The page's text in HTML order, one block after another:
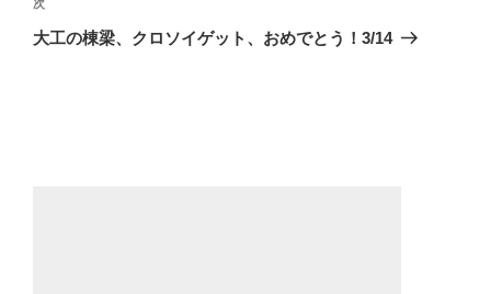
ゲ
ー
次
の
次
大工の棟梁、クロソイゲット、おめでとう！3/14